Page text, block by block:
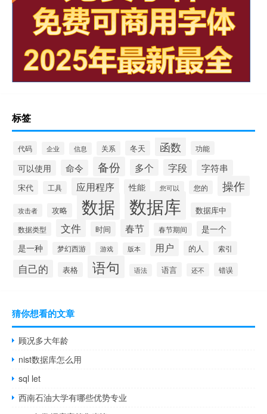
标签
代码 企业 信息 关系 冬天 函数 功能
可以使用 命令 备份 多个 字段 字符串
宋代 工具 应用程序 性能 您可以 您的 操作
攻击者 攻略 数据 数据库 数据库中
数据类型 文件 时间 春节 春节期间
是一个
是一种
梦幻西游 游戏 版本 用户 的人 索引
自己的 表格 语句 语法 语言 还不 错误
猜你想看的文章
顾况多大年龄
nist数据库怎么用
sql let
西南石油大学有哪些优势专业